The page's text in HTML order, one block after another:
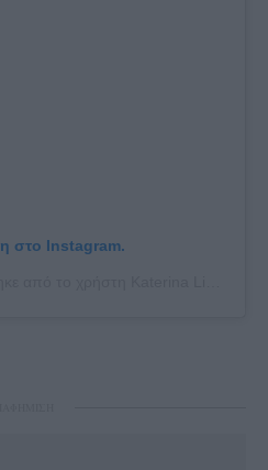
στο Instagram.